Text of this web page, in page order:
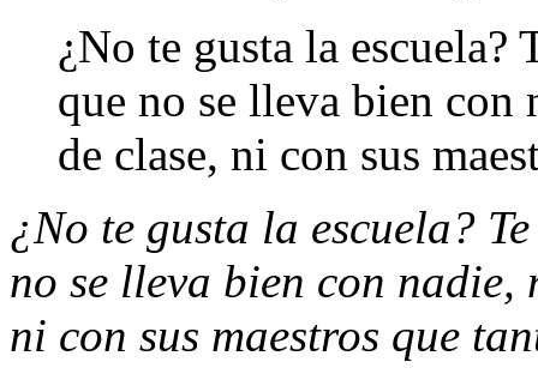
¿No te gusta la escuela?
que no se lleva bien con
de clase, ni con sus
¿No te gusta la escuela?
no se lleva bien con nadie,
ni con sus maestros que